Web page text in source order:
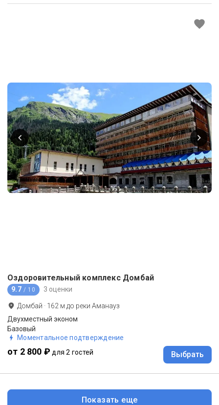
Оздоровительный комплекс Домбай
9.7 / 10 3 оценки
Домбай · 162 м до реки Аманауз
Двухместный эконом
Базовый
Моментальное подтверждение
от 2 800 ₽ для 2 гостей Выбрать
Показать еще